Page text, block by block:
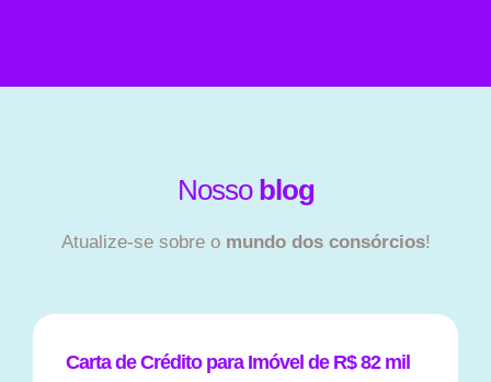
Nosso blog
Atualize-se sobre o mundo dos consórcios!
Carta de Crédito para Imóvel de R$ 82 mil